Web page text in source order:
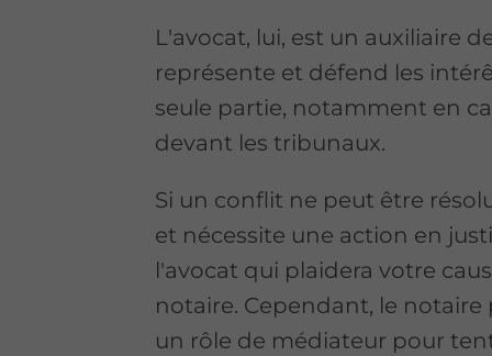
L'avocat, lui, est un auxiliaire
représente et défend les
seule partie, notamment en
devant les tribunaux.
Si un conflit ne peut être
et nécessite une action en
l'avocat qui plaidera votre
notaire. Cependant, le notaire
un rôle de médiateur pour